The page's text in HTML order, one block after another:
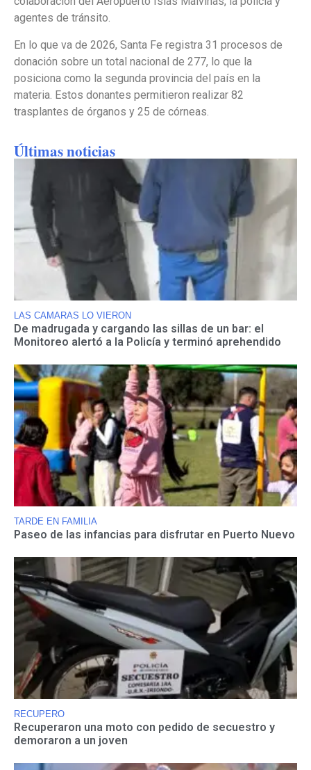
agentes de tránsito.
En lo que va de 2026, Santa Fe registra 31 procesos de
donación sobre un total nacional de 277, lo que la
posiciona como la segunda provincia del país en la
materia. Estos donantes permitieron realizar 82
trasplantes de órganos y 25 de córneas.
Últimas noticias
LAS CAMARAS LO VIERON
De madrugada y cargando las sillas de un bar: el
Monitoreo alertó a la Policía y terminó aprehendido
TARDE EN FAMILIA
Paseo de las infancias para disfrutar en Puerto Nuevo
RECUPERO
Recuperaron una moto con pedido de secuestro y
demoraron a un joven